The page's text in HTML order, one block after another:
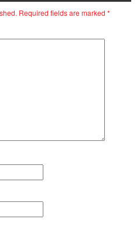
Required fields are marked *